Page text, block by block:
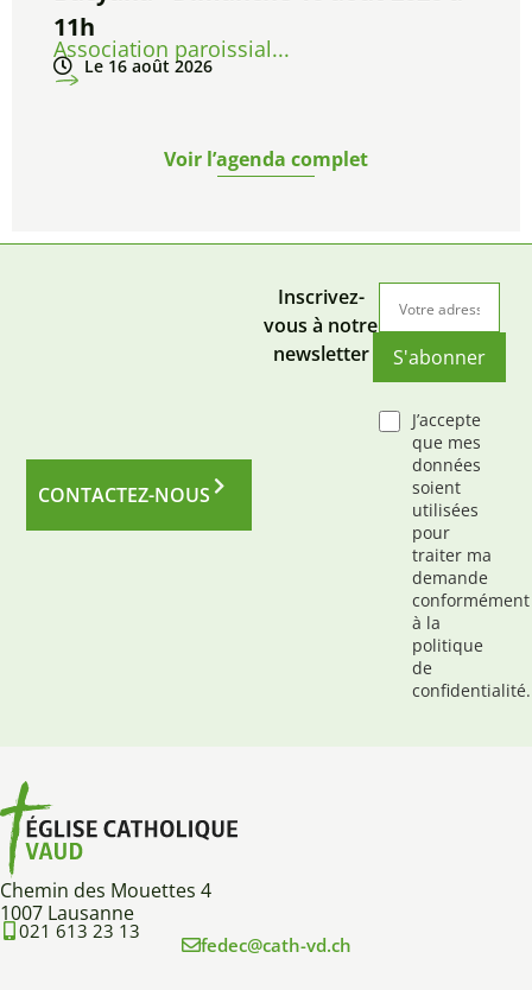
11h
Association paroissial...
Le 16 août 2026
Voir l’agenda complet
CONTACTEZ-NOUS
Inscrivez-
vous à notre
newsletter
S'abonner
J’accepte
que mes
données
soient
utilisées
pour
traiter ma
demande
conformément
à la
politique
de
confidentialité.
Chemin des Mouettes 4
1007 Lausanne
021 613 23 13
fedec@cath-vd.ch